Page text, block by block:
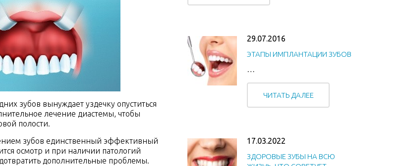
зубов вынуждает уздечку опуститься
лечение диастемы, чтобы
полости.
зубов единственный эффективный
осмотр и при наличии патологий
дополнительные проблемы.
29.07.2016
ЭТАПЫ ИМПЛАНТАЦИИ ЗУБОВ
…
ЧИТАТЬ ДАЛЕЕ
17.03.2022
ЗДОРОВЫЕ ЗУБЫ НА ВСЮ